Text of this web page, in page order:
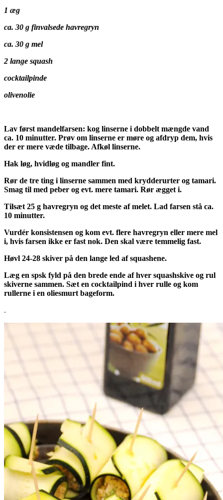
1 æg
ca. 30 g finvalsede havregryn
ca. 30 g mel
2 lange squash
cocktailpinde
olivenolie
Lav først mandelfarsen: kog linserne i dobbelt mængde vand
ca. 10 minutter. Prøv om linserne er møre og afdryp dem, hvis
der er mere væde tilbage. Afkøl linserne.
Hak løg, hvidløg og mandler fint.
Rør de tre ting i linserne sammen med krydderurter og tamari.
Smag til med peber og evt. mere tamari. Rør ægget i.
Tilsæt 25 g havregryn og det meste af melet. Lad farsen stå ca.
10 minutter.
Vurdér konsistensen og kom evt. flere havregryn eller mere mel
i, hvis farsen ikke er fast nok. Den skal være temmelig fast.
Høvl 24-28 skiver på den lange led af squashene.
Læg en spsk fyld på den brede ende af hver squashskive og rul
skiverne sammen. Sæt en cocktailpind i hver rulle og kom
rullerne i en oliesmurt bageform.
.